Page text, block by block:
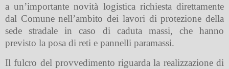
a un’importante novità logistica richiesta direttamente
dal Comune nell’ambito dei lavori di protezione della
sede stradale in caso di caduta massi, che hanno
previsto la posa di reti e pannelli paramassi.
​Il fulcro del provvedimento riguarda la realizzazione di